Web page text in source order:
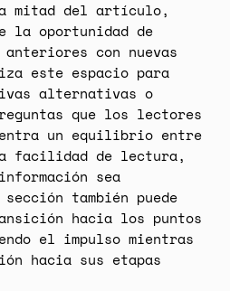
mitad del artículo,
la oportunidad de
con nuevas
este espacio para
alternativas o
que los lectores
un equilibrio entre
facilidad de lectura,
sea
también puede
hacia los puntos
el impulso mientras
hacia sus etapas